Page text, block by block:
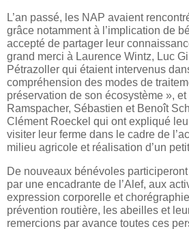
L’an passé, les NAP avaient
grâce notamment à l’implication de
accepté de partager leur
grand merci à Laurence Wintz, Luc
Pétrazoller qui étaient intervenus
compréhension des modes de
préservation de son écosystème »,
Ramspacher, Sébastien et Benoît
Clément Roeckel qui ont expliqué
visiter leur ferme dans le cadre de
milieu agricole et réalisation d’un
De nouveaux bénévoles
par une encadrante de l’Alef, aux
expression corporelle et
prévention routière, les abeilles et
remercions par avance toutes ces